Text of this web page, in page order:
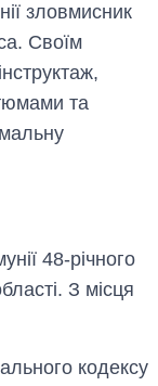
зловмисник
Своїм
та
48-річного
З місця
кодексу
ударів по Україні
за літо: Київ та
область стали
головною ціллю
рф